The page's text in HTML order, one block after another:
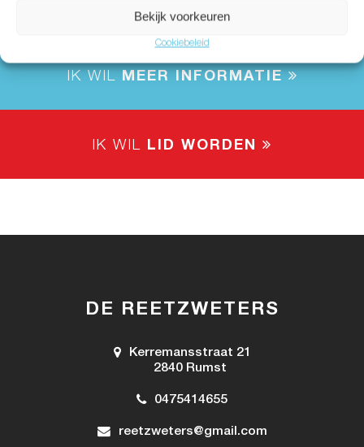
Bekijk voorkeuren
Cookiebeleid
IK WIL MEER INFORMATIE
IK WIL LID WORDEN
DE REETZWETERS
Kerremansstraat 21
2840 Rumst
0475414655
reetzweters@gmail.com